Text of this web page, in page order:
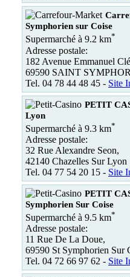
Symphorien sur Coise
Supermarché à 9.2 km*
Adresse postale:
182 Avenue Emmanuel
69590 SAINT
Tel. 04 78 44 48 45 - Site
PETIT
Lyon
Supermarché à 9.3 km*
Adresse postale:
32 Rue Alexandre Seon,
42140 Chazelles Sur Lyon
Tel. 04 77 54 20 15 - Site
PETIT
Symphorien Sur Coise
Supermarché à 9.5 km*
Adresse postale:
11 Rue De La Doue,
69590 St Symphorien Sur
Tel. 04 72 66 97 62 - Site